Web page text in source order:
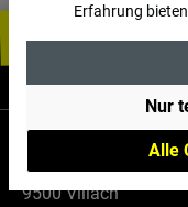
Erfahrung
Alle
Nur
Maria Gailer Str. 59
9500 Villach
Informationen